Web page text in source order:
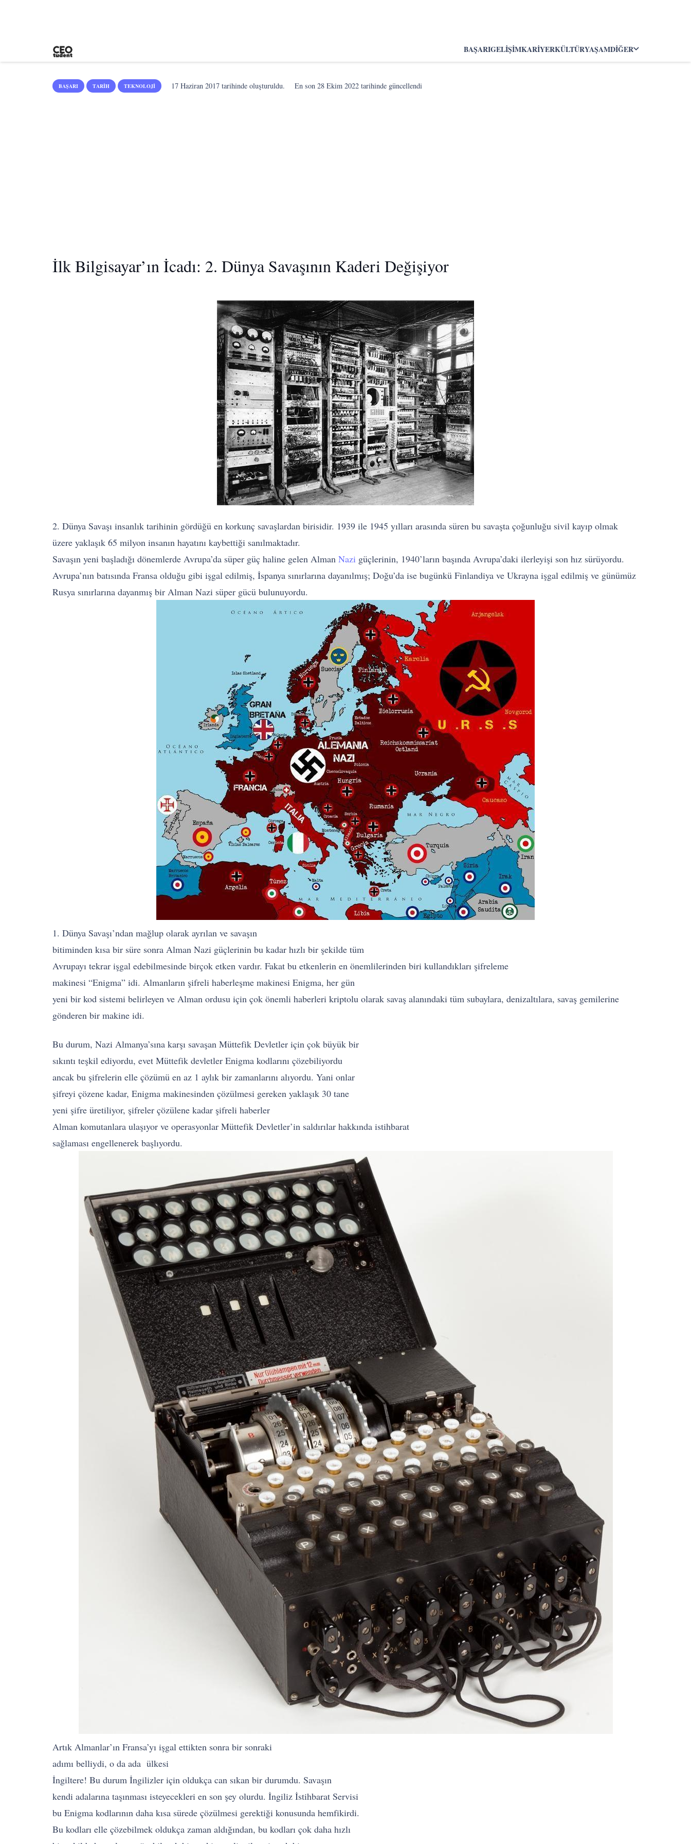
BAŞARIGELIŞIMKARIYERKÜLTÜRYAŞAMDIĞER
BAŞARI TARIH TEKNOLOJI 17 Haziran 2017 tarihinde oluşturuldu. En son28 Ekim 2022 tarihinde güncellendi
İlk Bilgisayar’ın İcadı: 2. Dünya Savaşının Kaderi Değişiyor
2. Dünya Savaşı insanlık tarihinin gördüğü en korkunç savaşlardan birisidir. 1939 ile 1945 yılları arasında süren bu savaşta çoğunluğu sivil kayıp olmak
üzere yaklaşık 65 milyon insanın hayatını kaybettiği sanılmaktadır.
Savaşın yeni başladığı dönemlerde Avrupa’da süper güç haline gelen Alman Nazi güçlerinin, 1940’ların başında Avrupa’daki ilerleyişi son hız sürüyordu.
Avrupa’nın batısında Fransa olduğu gibi işgal edilmiş, İspanya sınırlarına dayanılmış; Doğu’da ise bugünkü Finlandiya ve Ukrayna işgal edilmiş ve günümüz
Rusya sınırlarına dayanmış bir Alman Nazi süper gücü bulunuyordu.
1. Dünya Savaşı’ndan mağlup olarak ayrılan ve savaşın
bitiminden kısa bir süre sonra Alman Nazi güçlerinin bu kadar hızlı bir şekilde tüm
Avrupayı tekrar işgal edebilmesinde birçok etken vardır. Fakat bu etkenlerin en önemlilerinden biri kullandıkları şifreleme
makinesi “Enigma” idi. Almanların şifreli haberleşme makinesi Enigma, her gün
yeni bir kod sistemi belirleyen ve Alman ordusu için çok önemli haberleri kriptolu olarak savaş alanındaki tüm subaylara, denizaltılara, savaş gemilerine
gönderen bir makine idi.
Bu durum, Nazi Almanya’sına karşı savaşan Müttefik Devletler için çok büyük bir
sıkıntı teşkil ediyordu, evet Müttefik devletler Enigma kodlarını çözebiliyordu
ancak bu şifrelerin elle çözümü en az 1 aylık bir zamanlarını alıyordu. Yani onlar
şifreyi çözene kadar, Enigma makinesinden çözülmesi gereken yaklaşık 30 tane
yeni şifre üretiliyor, şifreler çözülene kadar şifreli haberler
Alman komutanlara ulaşıyor ve operasyonlar Müttefik Devletler’in saldırılar hakkında istihbarat
sağlaması engellenerek başlıyordu.
Artık Almanlar’ın Fransa’yı işgal ettikten sonra bir sonraki
adımı belliydi, o da ada ülkesi
İngiltere! Bu durum İngilizler için oldukça can sıkan bir durumdu. Savaşın
kendi adalarına taşınması isteyecekleri en son şey olurdu. İngiliz İstihbarat Servisi
bu Enigma kodlarının daha kısa sürede çözülmesi gerektiği konusunda hemfikirdi.
Bu kodları elle çözebilmek oldukça zaman aldığından, bu kodları çok daha hızlı